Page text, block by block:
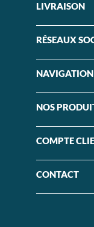
LIVRAISON
RÉSEAUX
NAVIGATION
NOS
COMPTE
CONTACT